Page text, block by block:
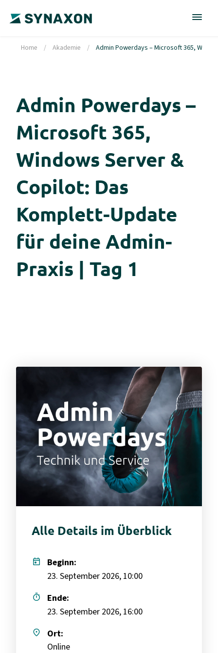
Home / Akademie / Admin Powerdays – Microsoft 365,
Admin Powerdays –
Microsoft 365,
Windows Server &
Copilot: Das
Komplett-Update
für deine Admin-
Praxis | Tag 1
Alle Details im Überblick
today
Beginn:
23. September 2026, 10:00
timer
Ende:
23. September 2026, 16:00
place
Ort:
Online